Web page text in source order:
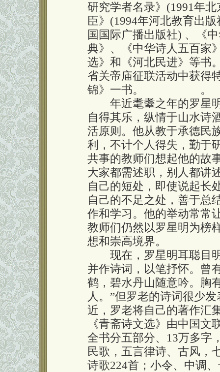
研究学者名录》(1991年
臣》(1994年河北教育出
国国际广播出版社) 、《
典》、《中华诗人五百家
选》和《河北民进》等书
省关帝庙征联活动中获得
锦》一书。 。
年近耄耋之年的罗星明
自得其乐，纵情于山水诗
活原则。他从教于承德民
利，不计个人得失，勤于
共事的教师们想起他的故
大家都需述职，别人都讲
自己的短处，即使说起长
自己的不足之处，善于总
作和学习。他的举动常常
教师们仍然以罗星明为榜
想和崇高境界。
现在，罗星明耳聪目明
并作诗词，以笔抒怀。曾
鹤，碧水丹山随意吟。胸
人。”但罗老的诗词很少
近，罗老将自己的著作汇
《青斋诗文选》由中国
全书分五部分、13万多字
民歌，五言律诗、古风，
诗歌224首；小令、中调